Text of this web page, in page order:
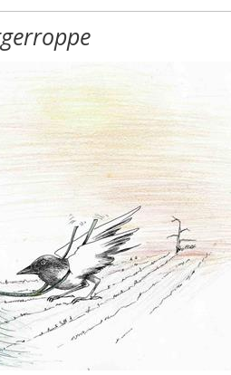
Halle mit Lagerplatz
(m/w/d), Hausmeister (m/w/d)